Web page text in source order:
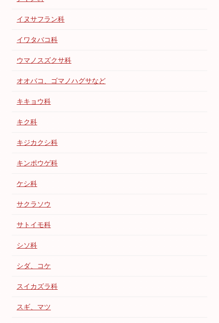
イヌサフラン科
イワタバコ科
ウマノスズクサ科
オオバコ、ゴマノハグサなど
キキョウ科
キク科
キジカクシ科
キンポウゲ科
ケシ科
サクラソウ
サトイモ科
シソ科
シダ、コケ
スイカズラ科
スギ、マツ